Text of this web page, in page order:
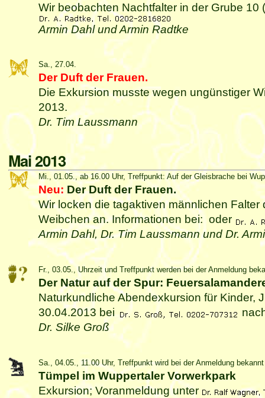
Wir beobachten Nachtfalter in der Grube
Armin Dahl und Armin Radtke
Sa., 27.04.
Der Duft der Frauen.
Die Exkursion musste wegen ungünstiger
2013.
Dr. Tim Laussmann
Mai 2013
Mi., 01.05., ab 16.00 Uhr, Treffpunkt: Auf der Gleisbrache bei
Neu: Der Duft der Frauen.
Wir locken die tagaktiven männlichen
Weibchen an. Informationen bei: oder
Armin Dahl, Dr. Tim Laussmann und Dr.
Fr., 03.05., Uhrzeit und Treffpunkt werden bei der Anmeldung
Der Natur auf der Spur:
Naturkundliche Abendexkursion für Kinder,
30.04.2013 bei
Dr. Silke Groß
Sa., 04.05., 11.00 Uhr, Treffpunkt wird bei der Anmeldung
Tümpel im Wuppertaler Vorwerkpark
Exkursion; Voranmeldung unter